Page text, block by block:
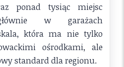
ponad tysiąc miejsc
w garażach
która ma nie tylko
ośrodkami, ale
standard dla regionu.